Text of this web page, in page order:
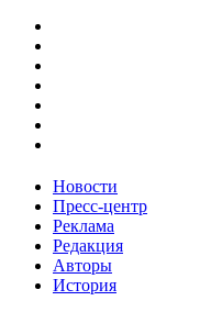
Новости
Пресс-центр
Реклама
Редакция
Авторы
История